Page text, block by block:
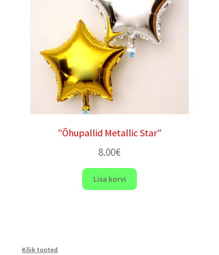
”Õhupallid Metallic Star”
8.00€
Lisa korvi
Kõik tooted